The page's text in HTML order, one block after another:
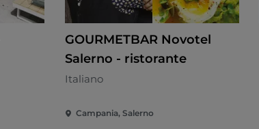
GOURMETBAR Novotel
Salerno - ristorante
Italiano
Campania, Salerno